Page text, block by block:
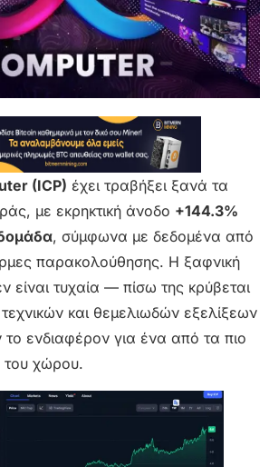
(ICP) έχει τραβήξει ξανά τα
με εκρηκτική άνοδο +144.3%
, σύμφωνα με δεδομένα από
παρακολούθησης. Η ξαφνική
είναι τυχαία — πίσω της κρύβεται
και θεμελιωδών εξελίξεων
ενδιαφέρον για ένα από τα πιο
χώρου.